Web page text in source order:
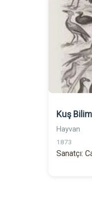
Kuş
Hayvan
1873
Sanatçı: